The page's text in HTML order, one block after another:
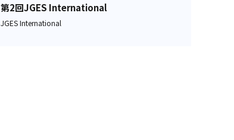
第2回JGES International
JGES International